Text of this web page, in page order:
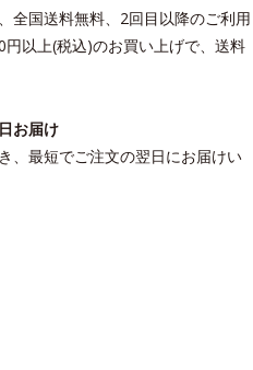
全国送料無料、2回目以降のご利用
円以上(税込)のお買い上げで、送料
お届け
、最短でご注文の翌日にお届けい